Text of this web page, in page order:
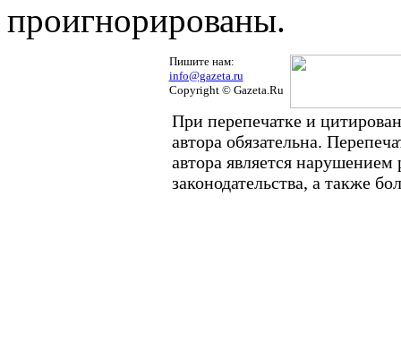
проигнорированы.
Пишите нам:
info@gazeta.ru
Copyright © Gazeta.Ru
При перепечатке и
автора обязательна.
автора является
законодательства, а также